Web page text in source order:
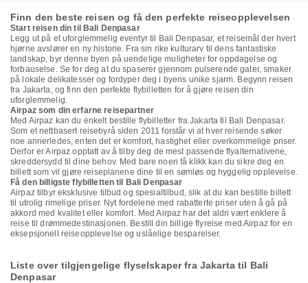
Finn den beste reisen og få den perfekte reiseopplevelsen
Start reisen din til Bali Denpasar
Legg ut på et uforglemmelig eventyr til Bali Denpasar, et reisemål der hvert
hjørne avslører en ny historie. Fra sin rike kulturarv til dens fantastiske
landskap, byr denne byen på uendelige muligheter for oppdagelse og
forbauselse. Se for deg at du spaserer gjennom pulserende gater, smaker
på lokale delikatesser og fordyper deg i byens unike sjarm. Begynn reisen
fra Jakarta, og finn den perfekte flybilletten for å gjøre reisen din
uforglemmelig.
Airpaz som din erfarne reisepartner
Med Airpaz kan du enkelt bestille flybilletter fra Jakarta til Bali Denpasar.
Som et nettbasert reisebyrå siden 2011 forstår vi at hver reisende søker
noe annerledes, enten det er komfort, hastighet eller overkommelige priser.
Derfor er Airpaz opptatt av å tilby deg de mest passende flyalternativene,
skreddersydd til dine behov. Med bare noen få klikk kan du sikre deg en
billett som vil gjøre reiseplanene dine til en sømløs og hyggelig opplevelse.
Få den billigste flybilletten til Bali Denpasar
Airpaz tilbyr eksklusive tilbud og spesialtilbud, slik at du kan bestille billett
til utrolig rimelige priser. Nyt fordelene med rabatterte priser uten å gå på
akkord med kvalitet eller komfort. Med Airpaz har det aldri vært enklere å
reise til drømmedestinasjonen. Bestill din billige flyreise med Airpaz for en
eksepsjonell reiseopplevelse og uslåelige besparelser.
Liste over tilgjengelige flyselskaper fra Jakarta til Bali
Denpasar